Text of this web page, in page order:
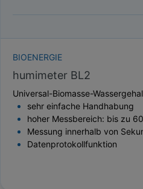
BIOENERGIE
humimeter BL2
Universal-Biomasse-
sehr einfache Handhabung
hoher Messbereich: bis zu
Messung innerhalb von
Datenprotokollfunktion